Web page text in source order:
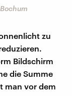
zu
Bildschirm
die Summe
man vor dem